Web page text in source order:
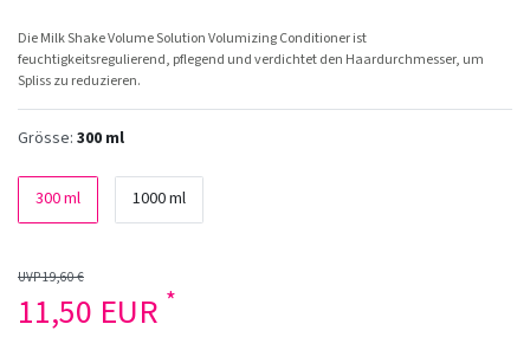
Die Milk Shake Volume Solution Volumizing Conditioner ist
feuchtigkeitsregulierend, pflegend und verdichtet den Haardurchmesser, um
Spliss zu reduzieren.
Grösse: 300 ml
300 ml 1000 ml
UVP 19,60 €
11,50 EUR *